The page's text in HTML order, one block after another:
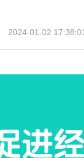
2024-01-02